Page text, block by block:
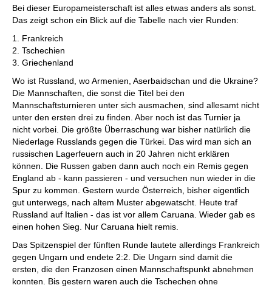
Bei dieser Europameisterschaft ist alles etwas anders als sonst.
Das zeigt schon ein Blick auf die Tabelle nach vier Runden:
1. Frankreich
2. Tschechien
3. Griechenland
Wo ist Russland, wo Armenien, Aserbaidschan und die Ukraine?
Die Mannschaften, die sonst die Titel bei den
Mannschaftsturnieren unter sich ausmachen, sind allesamt nicht
unter den ersten drei zu finden. Aber noch ist das Turnier ja
nicht vorbei. Die größte Überraschung war bisher natürlich die
Niederlage Russlands gegen die Türkei. Das wird man sich an
russischen Lagerfeuern auch in 20 Jahren nicht erklären
können. Die Russen gaben dann auch noch ein Remis gegen
England ab - kann passieren - und versuchen nun wieder in die
Spur zu kommen. Gestern wurde Österreich, bisher eigentlich
gut unterwegs, nach altem Muster abgewatscht. Heute traf
Russland auf Italien - das ist vor allem Caruana. Wieder gab es
einen hohen Sieg. Nur Caruana hielt remis.
Das Spitzenspiel der fünften Runde lautete allerdings Frankreich
gegen Ungarn und endete 2:2. Die Ungarn sind damit die
ersten, die den Franzosen einen Mannschaftspunkt abnehmen
konnten. Bis gestern waren auch die Tschechen ohne